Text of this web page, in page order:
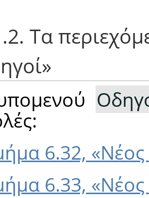
Τα
»
6.32,
6.33,